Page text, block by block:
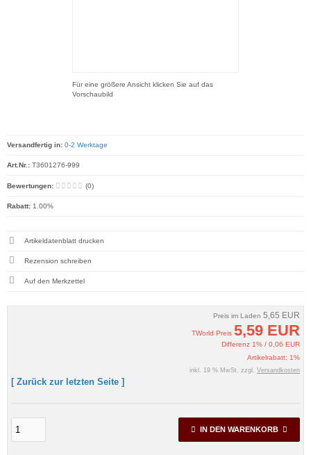
Für eine größere Ansicht klicken Sie auf das
Vorschaubild
Preis im Laden 5,65 EUR
TWorld Preis 5,59 EUR
Differenz 1% / 0,06 EUR
Artikelrabatt: 1%
inkl. 19 % MwSt. zzgl. Versandkosten
[ Zurück zur letzten Seite ]
IN DEN WARENKORB
Versandfertig in: 0-2 Werktage
Art.Nr.: T3601276-999
Bewertungen: (0)
Rabatt: 1.00%
Artikeldatenblatt drucken
Rezension schreiben